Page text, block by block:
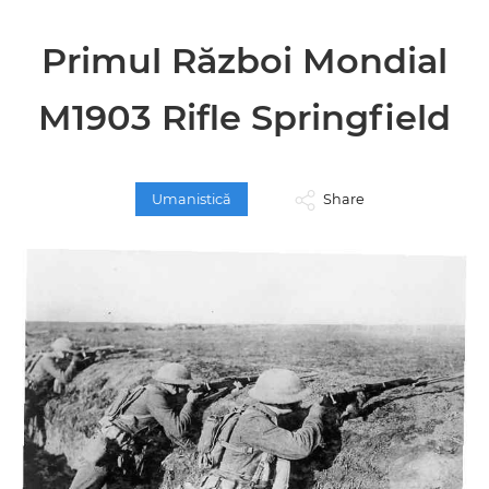
Primul Război Mondial
M1903 Rifle Springfield
Umanistică Share